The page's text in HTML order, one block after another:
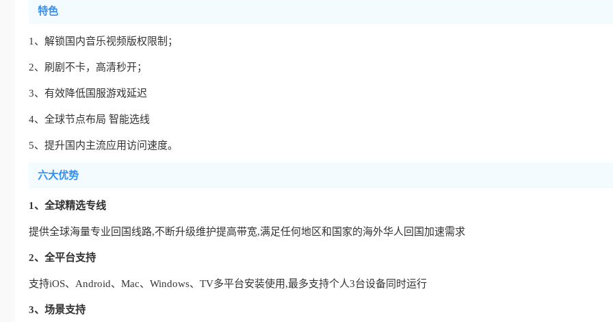
特色
1、解锁国内音乐视频版权限制；
2、刷剧不卡，高清秒开；
3、有效降低国服游戏延迟
4、全球节点布局 智能选线
5、提升国内主流应用访问速度。
六大优势
1、全球精选专线
提供全球海量专业回国线路,不断升级维护提高带宽,满足任何地区和国家的海外华人回国加速需求
2、全平台支持
支持iOS、Android、Mac、Windows、TV多平台安装使用,最多支持个人3台设备同时运行
3、场景支持